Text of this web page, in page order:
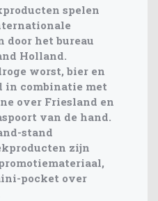
spelen
door het bureau
Holland.
worst, bier en
in combinatie met
over Friesland en
van de hand.
stand
zijn
pocket over